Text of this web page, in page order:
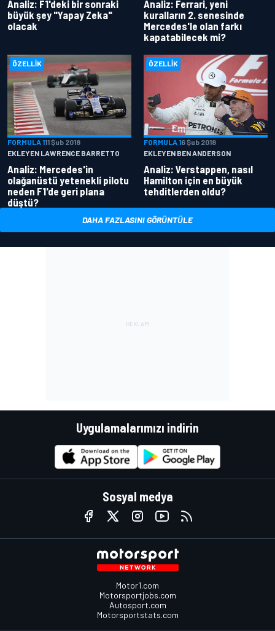
Analiz: F1'deki bir sonraki
büyük şey "Yapay Zeka"
olacak
Analiz: Ferrari, yeni
kuralların 2. senesinde
Mercedes'le olan farkı
kapatabilecek mi?
ÖZELLIK
FORMULA 111 Şub 2018
EKLEYEN LAWRENCE BARRETTO
Analiz: Mercedes'in
olağanüstü yetenekli pilotu
neden F1'de geri plana
düştü?
ÖZELLIK
FORMULA 16 Şub 2018
EKLEYEN BEN ANDERSON
Analiz: Verstappen, nasıl
Hamilton için en büyük
tehditlerden oldu?
DAHA FAZLASINI GÖRÜNTÜLE
Uygulamalarımızı indirin
Sosyal medya
Motor1.com
Motorsportjobs.com
Autosport.com
Motorsportstats.com